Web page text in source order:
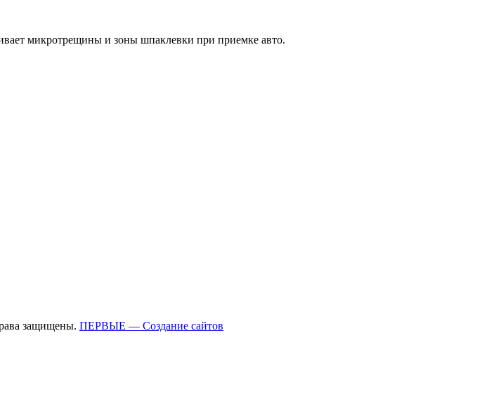
микротрещины и зоны шпаклевки при приемке авто.
защищены. ПЕРВЫЕ — Создание сайтов